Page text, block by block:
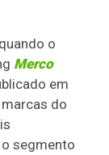
o
Merco
em
do
segmento